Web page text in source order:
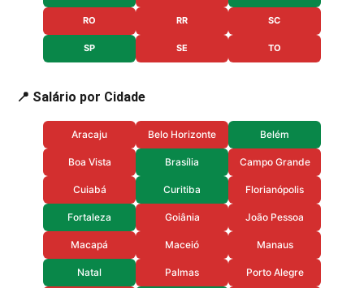
RO RR SC
SP SE TO
📍 Salário por Cidade
Aracaju Belo Horizonte Belém
Boa Vista Brasília Campo Grande
Cuiabá Curitiba Florianópolis
Fortaleza Goiânia João Pessoa
Macapá Maceió Manaus
Natal Palmas Porto Alegre